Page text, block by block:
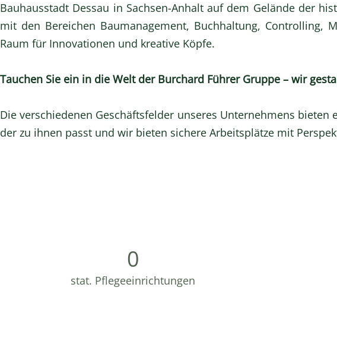
Bauhausstadt Dessau in Sachsen-Anhalt auf dem Gelände der
mit den Bereichen Baumanagement, Buchhaltung, Controlling,
Raum für Innovationen und kreative Köpfe.
Tauchen Sie ein in die Welt der Burchard Führer Gruppe – wir
Die verschiedenen Geschäftsfelder unseres Unternehmens
der zu ihnen passt und wir bieten sichere Arbeitsplätze mit
0
stat. Pflegeeinrichtungen